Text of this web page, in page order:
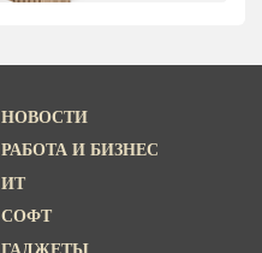
НОВОСТИ
РАБОТА И БИЗНЕС
ИТ
СОФТ